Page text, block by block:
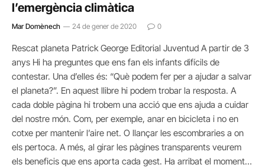
l’emergència climàtica
Mar Domènech 24 de gener de 2020 0
Rescat planeta Patrick George Editorial Juventud A partir de 3
anys Hi ha preguntes que ens fan els infants difícils de
contestar. Una d’elles és: “Què podem fer per a ajudar a salvar
el planeta?”. En aquest llibre hi podem trobar la resposta. A
cada doble pàgina hi trobem una acció que ens ajuda a cuidar
del nostre món. Com, per exemple, anar en bicicleta i no en
cotxe per mantenir l’aire net. O llançar les escombraries a on
els pertoca. A més, al girar les pàgines transparents veurem
els beneficis que ens aporta cada gest. Ha arribat el moment…